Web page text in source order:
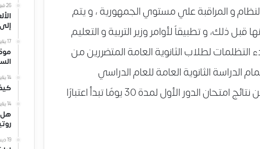
التوجه إلي لجان النظام و المراقبة علي مستوي الجمهورية ، و يتم
قبل ذلك، و تطبيقاً لأوامر وزير التربية و التعليم
لطلاب الثانوية العامة المتضررين من
الدراسة الثانوية العامة للعام الدراسي
2016/2017، حيث تقرر فتح باب التظلمات من نتائج امتحان الدور الأول لمدة 30 يومًا تبدأ اعتبارًا
26 فبراير، 2025
17 يناير، 2025
14 يناير، 2025
14 يناير، 2025
19 ديسمبر، 2024